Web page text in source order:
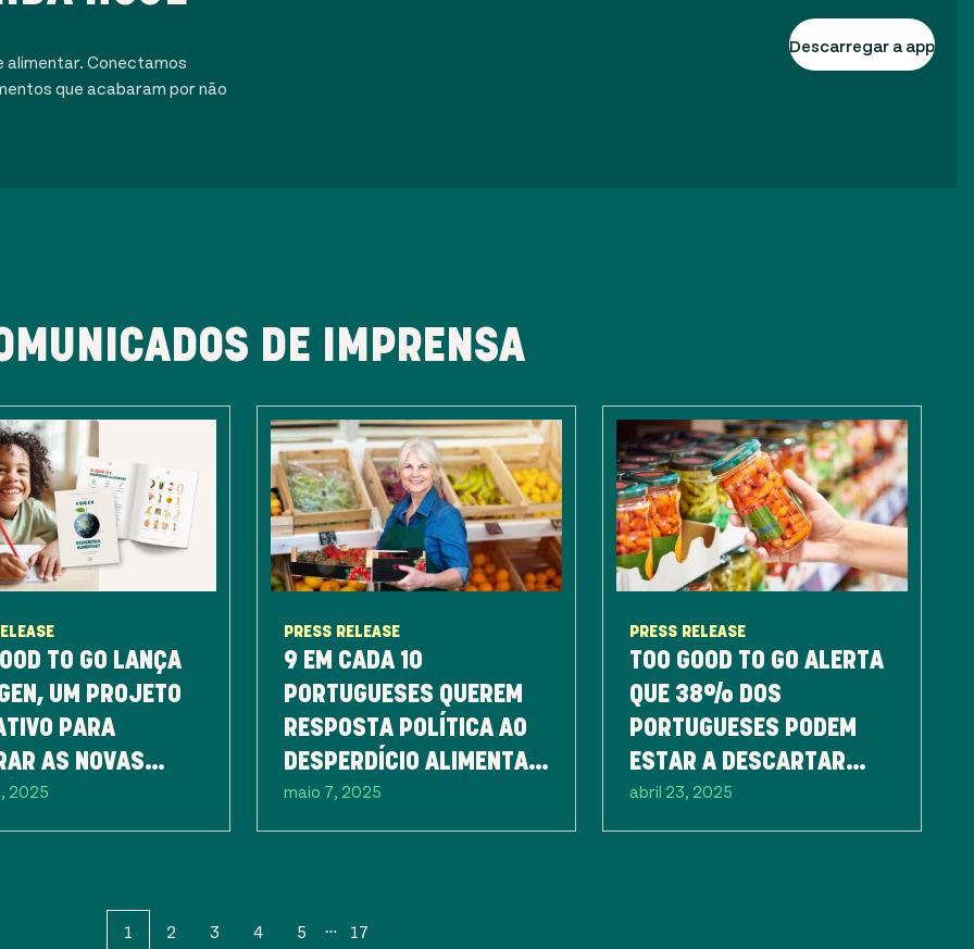
alimentar. Conectamos
que acabaram por não
Descarregar a app
DE IMPRENSA
TO GO LANÇA
UM PROJETO
PARA
AS NOVAS
NA LUTA
O DESPERDÍCIO
2025
PRESS RELEASE
9 EM CADA 10
PORTUGUESES QUEREM
RESPOSTA POLÍTICA AO
DESPERDÍCIO ALIMENTAR
JÁ NA PRÓXIMA
LEGISLATURA
maio 7, 2025
PRESS RELEASE
TOO GOOD TO GO ALERTA
QUE 38% DOS
PORTUGUESES PODEM
ESTAR A DESCARTAR
ALIMENTOS EM BOM
ESTADO
abril 23, 2025
1 2 3 4 5 17